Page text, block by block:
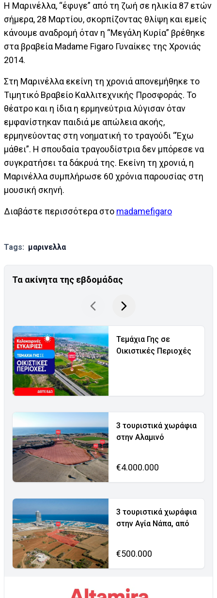
Η Μαρινέλλα, “έφυγε” από τη ζωή σε ηλικία 87 ετών
σήμερα, 28 Μαρτίου, σκορπίζοντας θλίψη και εμείς
κάνουμε αναδρομή όταν η “Μεγάλη Κυρία” βρέθηκε
στα βραβεία Madame Figaro Γυναίκες της Χρονιάς
2014.
Στη Μαρινέλλα εκείνη τη χρονιά απονεμήθηκε το
Τιμητικό Βραβείο Καλλιτεχνικής Προσφοράς. Το
θέατρο και η ίδια η ερμηνεύτρια λύγισαν όταν
εμφανίστηκαν παιδιά με απώλεια ακοής,
ερμηνεύοντας στη νοηματική το τραγούδι “Έχω
μάθει”. Η σπουδαία τραγουδίστρια δεν μπόρεσε να
συγκρατήσει τα δάκρυά της. Εκείνη τη χρονιά, η
Μαρινέλλα συμπλήρωσε 60 χρόνια παρουσίας στη
μουσική σκηνή.
Διαβάστε περισσότερα στο madamefigaro
Tags: μαρινελλα
Τα ακίνητα της εβδομάδας
Τεμάχια Γης σε
Οικιστικές Περιοχές
3 τουριστικά χωράφια
στην Αλαμινό
€4.000.000
3 τουριστικά χωράφια
στην Αγία Νάπα, από
€500.000